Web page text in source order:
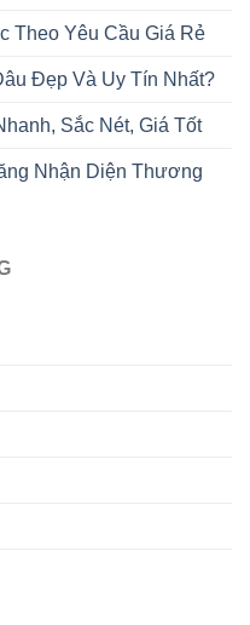
Theo Yêu Cầu Giá Rẻ
Đẹp Và Uy Tín Nhất?
Sắc Nét, Giá Tốt
Nhận Diện Thương